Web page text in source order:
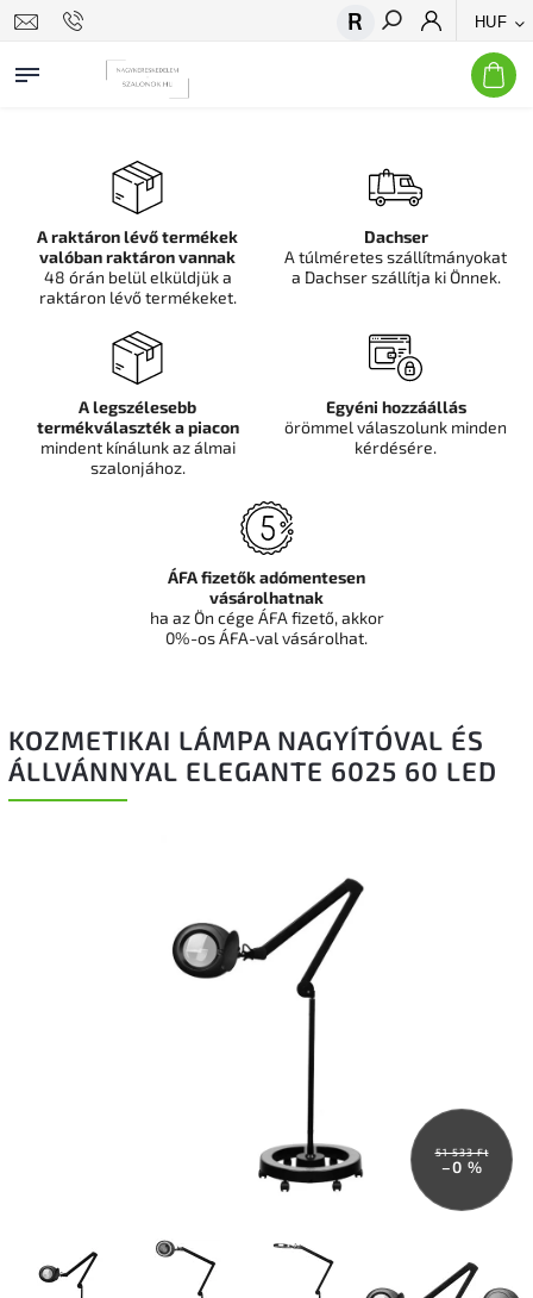
HUF
Keresés
KOZMETIKAI LÁMPA NAGYÍTÓVAL ÉS
ÁLLVÁNNYAL ELEGANTE 6025 60 LED
51 533 Ft
–0 %
A raktáron lévő termékek
valóban raktáron vannak
48 órán belül elküldjük a
raktáron lévő termékeket.
Dachser
A túlméretes szállítmányokat
a Dachser szállítja ki Önnek.
A legszélesebb
termékválaszték a piacon
mindent kínálunk az álmai
szalonjához.
Egyéni hozzáállás
örömmel válaszolunk minden
kérdésére.
ÁFA fizetők adómentesen
vásárolhatnak
ha az Ön cége ÁFA fizető, akkor
0%-os ÁFA-val vásárolhat.